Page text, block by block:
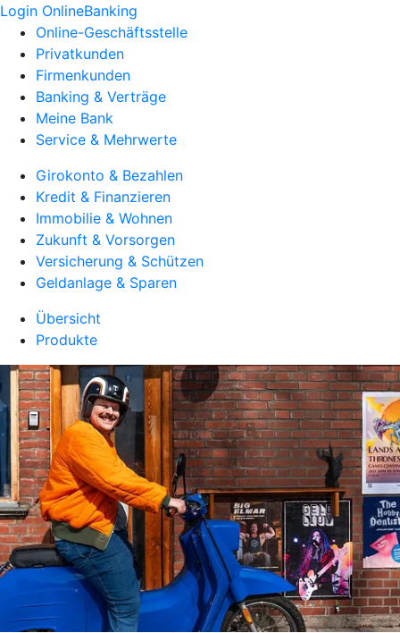
Login OnlineBanking
Online-Geschäftsstelle
Privatkunden
Firmenkunden
Banking & Verträge
Meine Bank
Service & Mehrwerte
Girokonto & Bezahlen
Kredit & Finanzieren
Immobilie & Wohnen
Zukunft & Vorsorgen
Versicherung & Schützen
Geldanlage & Sparen
Übersicht
Produkte